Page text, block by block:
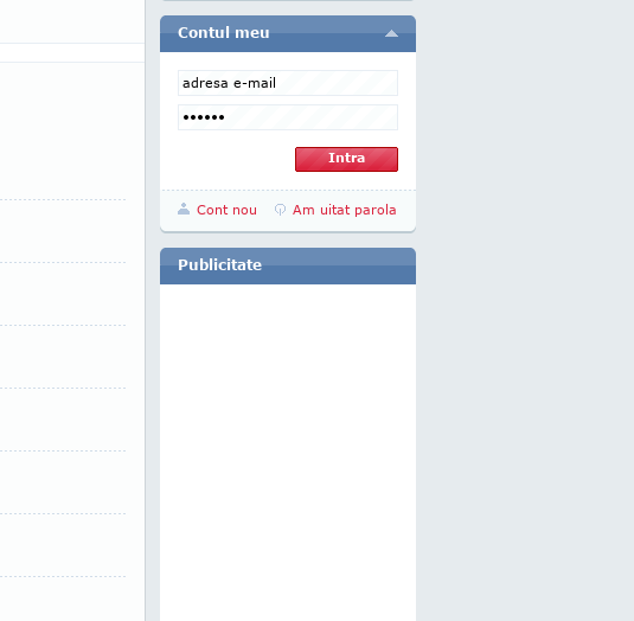
Contul meu
Cont nou Am uitat parola
Publicitate